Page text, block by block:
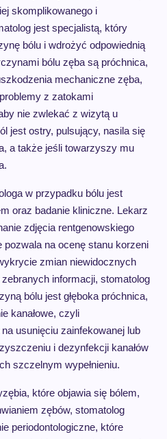
skomplikowanego i
jest specjalistą, który
bólu i wdrożyć odpowiednią
bólu zęba są próchnica,
mechaniczne zęba,
z zatokami
nie zwlekać z wizytą u
jest ostry, pulsujący, nasila się
a także jeśli towarzyszy mu
w przypadku bólu jest
oraz badanie kliniczne. Lekarz
zdjęcia rentgenowskiego
pozwala na ocenę stanu korzeni
zmian niewidocznych
informacji, stomatolog
bólu jest głęboka próchnica,
kanałowe, czyli
usunięciu zainfekowanej lub
i dezynfekcji kanałów
szczelnym wypełnieniu.
które objawia się bólem,
zębów, stomatolog
periodontologiczne, które